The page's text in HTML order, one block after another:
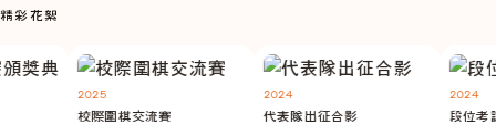
精彩花絮
2025
校際圍棋交流賽
2024
代表隊出征合影
2024
段位考